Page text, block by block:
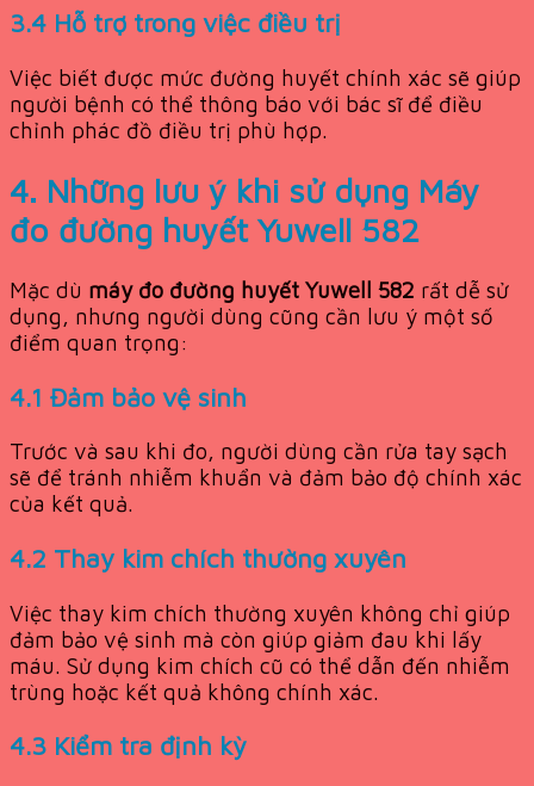
3.4 Hỗ trợ trong việc điều trị
Việc biết được mức đường huyết chính xác sẽ giúp
người bệnh có thể thông báo với bác sĩ để điều
chỉnh phác đồ điều trị phù hợp.
4. Những lưu ý khi sử dụng Máy
đo đường huyết Yuwell 582
Mặc dù máy đo đường huyết Yuwell 582 rất dễ sử
dụng, nhưng người dùng cũng cần lưu ý một số
điểm quan trọng:
4.1 Đảm bảo vệ sinh
Trước và sau khi đo, người dùng cần rửa tay sạch
sẽ để tránh nhiễm khuẩn và đảm bảo độ chính xác
của kết quả.
4.2 Thay kim chích thường xuyên
Việc thay kim chích thường xuyên không chỉ giúp
đảm bảo vệ sinh mà còn giúp giảm đau khi lấy
máu. Sử dụng kim chích cũ có thể dẫn đến nhiễm
trùng hoặc kết quả không chính xác.
4.3 Kiểm tra định kỳ